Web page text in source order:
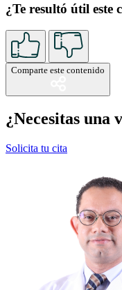
¿Te resultó útil este
Comparte este contenido
¿Necesitas una
Solicita tu cita